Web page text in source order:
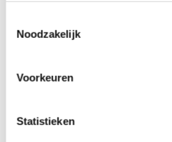
Noodzakelijk
Voorkeuren
Statistieken